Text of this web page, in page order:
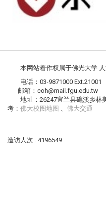
本网站着作权属于佛光大学 人
电话：03-9871000 Ext.21001
邮箱：coh@mail.fgu.edu.tw
地址：26247宜兰县礁溪乡林
考： 佛大校图地图 、 佛大交通
造访人次 : 4196549